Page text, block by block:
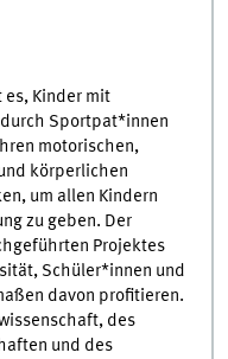
Kinder mit
Sportpat*innen
motorischen,
körperlichen
um allen Kindern
zu geben. Der
Projektes
Schüler*innen und
davon profitieren.
des
und des